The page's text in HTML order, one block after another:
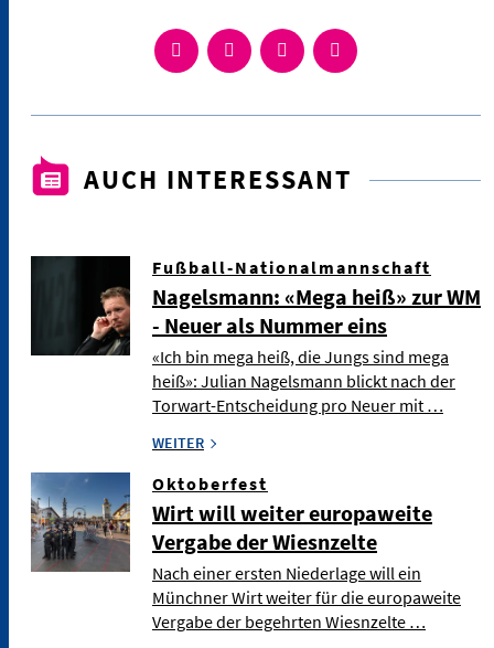
AUCH INTERESSANT
Fußball-Nationalmannschaft
Nagelsmann: «Mega heiß» zur WM
- Neuer als Nummer eins
«Ich bin mega heiß, die Jungs sind mega
heiß»: Julian Nagelsmann blickt nach der
Torwart-Entscheidung pro Neuer mit …
WEITER
Oktoberfest
Wirt will weiter europaweite
Vergabe der Wiesnzelte
Nach einer ersten Niederlage will ein
Münchner Wirt weiter für die europaweite
Vergabe der begehrten Wiesnzelte …